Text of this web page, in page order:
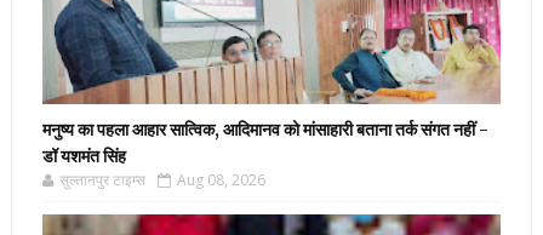
मनुष्य का पहला आहार सात्विक, आदिमानव को मांसाहारी बताना तर्क संगत नहीं -
डॉ यशमंत सिंह
सुल्तानपुर टाइम्स Aug 08, 2026